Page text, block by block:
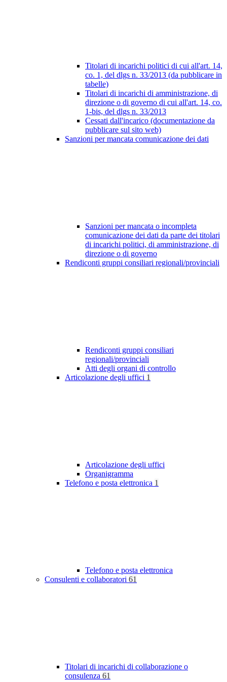
Titolari di incarichi politici di cui all'art. 14,
co. 1, del dlgs n. 33/2013 (da pubblicare in
tabelle)
Titolari di incarichi di amministrazione, di
direzione o di governo di cui all'art. 14, co.
1-bis, del dlgs n. 33/2013
Cessati dall'incarico (documentazione da
pubblicare sul sito web)
Sanzioni per mancata comunicazione dei dati
Sanzioni per mancata o incompleta
comunicazione dei dati da parte dei titolari
di incarichi politici, di amministrazione, di
direzione o di governo
Rendiconti gruppi consiliari regionali/provinciali
Rendiconti gruppi consiliari
regionali/provinciali
Atti degli organi di controllo
Articolazione degli uffici 1
Articolazione degli uffici
Organigramma
Telefono e posta elettronica 1
Telefono e posta elettronica
Consulenti e collaboratori 61
Titolari di incarichi di collaborazione o
consulenza 61